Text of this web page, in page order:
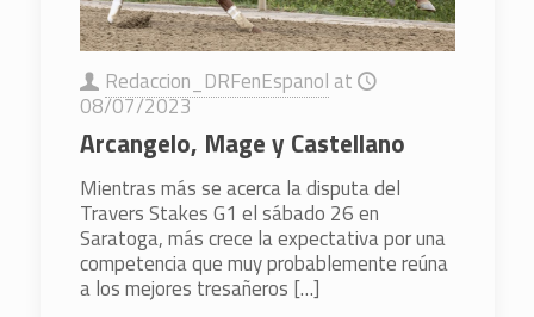
Redaccion_DRFenEspanol at
08/07/2023
Arcangelo, Mage y Castellano
Mientras más se acerca la disputa del
Travers Stakes G1 el sábado 26 en
Saratoga, más crece la expectativa por una
competencia que muy probablemente reúna
a los mejores tresañeros […]